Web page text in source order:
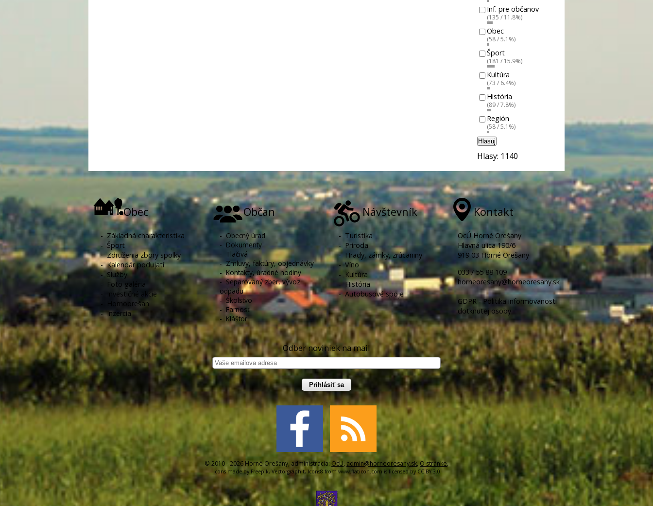
Inf. pre občanov
(135 / 11.8%)
Obec
(58 / 5.1%)
Šport
(181 / 15.9%)
Kultúra
(73 / 6.4%)
História
(89 / 7.8%)
Región
(58 / 5.1%)
Hlasuj
Hlasy: 1140
Obec
- Základná charakteristika
- Šport
-Združenia zbory spolky
-Kalendár podujatí
- Služby
- Foto galéria
- Investičné akcie
-
Hornoorešan
-Inzercia
Občan
- Obecný úrad
- Dokumenty
- Tlačivá
-Zmluvy, faktúry, objednávky
-Kontakty, úradné hodiny
-Separovaný zber, vývoz
odpadu
- Školstvo
- Farnosť
- Kláštor
Návštevník
- Turistika
- Príroda
- Hrady, zámky, zrúcaniny
-Víno
- Kultúra
-História
- Autobusové spoje
Kontakt
OcÚ Horné Orešany
Hlavná ulica 190/6
919 03 Horné Orešany
033 / 55 88 109
horneoresany@horneoresany.sk
GDPR - Politika informovanosti
dotknutej osoby
Odber noviniek na mail
Prihlásiť sa
© 2010 - 2026 Horné Orešany, administrácia: OcU, admin@horneoresany.sk, O stránke,
Icons made by Freepik, Vectorgraphit, Icons8 from www.flaticon.com is licensed by CC BY 3.0